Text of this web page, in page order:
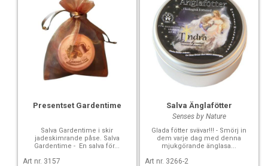
Presentset Gardentime
Salva Gardentime i skir
jadeskimrande påse. Salva
Gardentime - En salva för...
Art nr. 3157
Salva Änglafötter
Senses by Nature
Glada fötter svävar!!! - Smörj in
dem varje dag med denna
mjukgörande änglasa...
Art nr. 3266-2